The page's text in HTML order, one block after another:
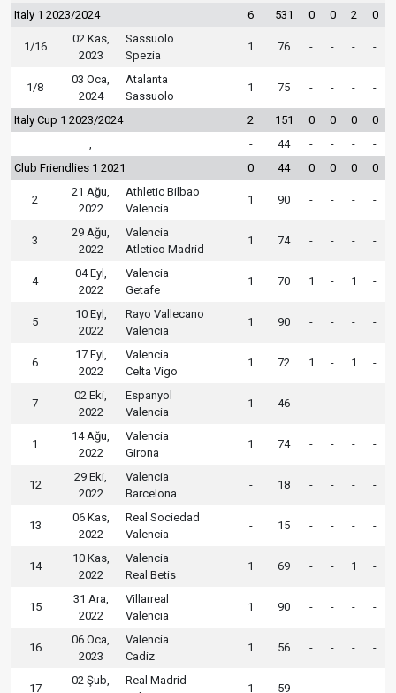
Italy 1 2023/2024 6 531 0 0 2 0
1/16
02 Kas,
2023
Sassuolo
Spezia
1 76 - - - -
1/8
03 Oca,
2024
Atalanta
Sassuolo
1 75 - - - -
Italy Cup 1 2023/2024 2 151 0 0 0
0
- 44 - - -
-
Club Friendlies 1 2021
0 44 0 0 0 0
2
21 Ağu,
2022
Athletic Bilbao
Valencia
1 90 - - - -
3
29 Ağu,
2022
Valencia
Atletico Madrid
1 74 - - - -
4
04 Eyl,
2022
Valencia
Getafe
1 70 1 - 1 -
5
10 Eyl,
2022
Rayo Vallecano
Valencia
1 90 - - - -
6
17 Eyl,
2022
Valencia
Celta Vigo
1 72 1 - 1 -
7
02 Eki,
2022
Espanyol
Valencia
1 46 - - - -
1
14 Ağu,
2022
Valencia
Girona
1 74 - - - -
12
29 Eki,
2022
Valencia
Barcelona
- 18 - - - -
13
06 Kas,
2022
Real Sociedad
Valencia
- 15 - - - -
14
10 Kas,
2022
Valencia
Real Betis
1 69 - - 1 -
15
31 Ara,
2022
Villarreal
Valencia
1 90 - - - -
16
06 Oca,
2023
Valencia
Cadiz
1 56 - - - -
17
02 Şub,
Real Madrid
1 59 - - - -